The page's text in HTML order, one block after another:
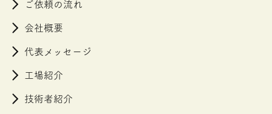
ご依頼の流れ
会社概要
代表メッセージ
工場紹介
技術者紹介